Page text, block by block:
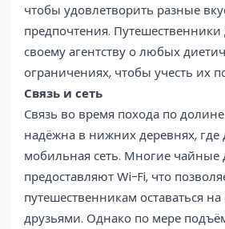
чтобы удовлетворить разные
предпочтения.
своему агентству о любых
ограничениях, чтобы учесть их
Связь и сеть
Связь во время похода по
надёжна в нижних деревнях, где
мобильная сеть. Многие чайные
предоставляют Wi-Fi, что
путешественникам оставаться
друзьями. Однако по мере